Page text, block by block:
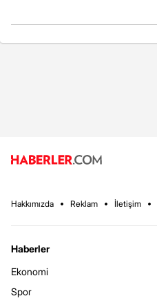
Hakkımızda Reklam İletişim
Haberler
Ekonomi
Spor